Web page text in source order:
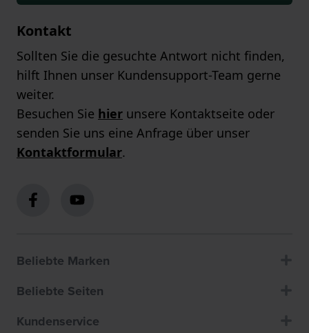
Kontakt
Sollten Sie die gesuchte Antwort nicht finden,
hilft Ihnen unser Kundensupport-Team gerne
weiter.
Besuchen Sie hier unsere Kontaktseite oder
senden Sie uns eine Anfrage über unser
Kontaktformular.
Beliebte Marken
Beliebte Seiten
Kundenservice